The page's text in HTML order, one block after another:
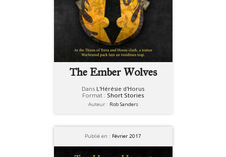
The Ember Wolves
Dans L'Hérésie d'Horus
Format : Short Stories
Auteur : Rob Sanders
Publié en : Février 2017